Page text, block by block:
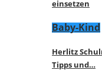
einsetzen
Baby-Kind
Herlitz
Tipps und…